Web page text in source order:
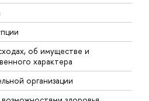
об имуществе и
характера
организации